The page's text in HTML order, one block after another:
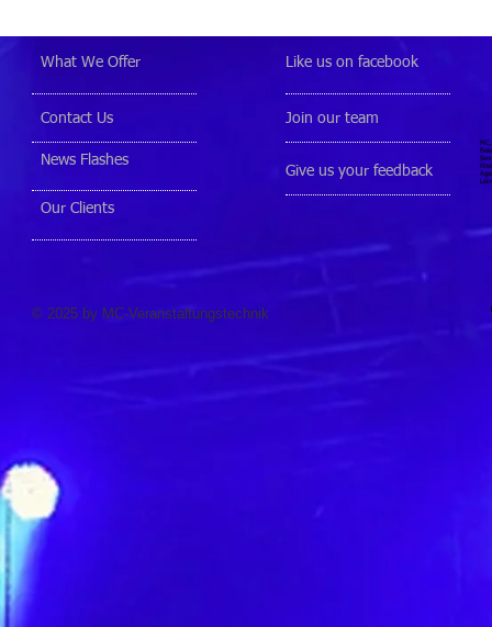
What We Offer
Contact Us
News Flashes
Our Clients
Like us on facebook
Join our team
Give us your feedback
© 2025 by MC-Veranstaltungstechnik